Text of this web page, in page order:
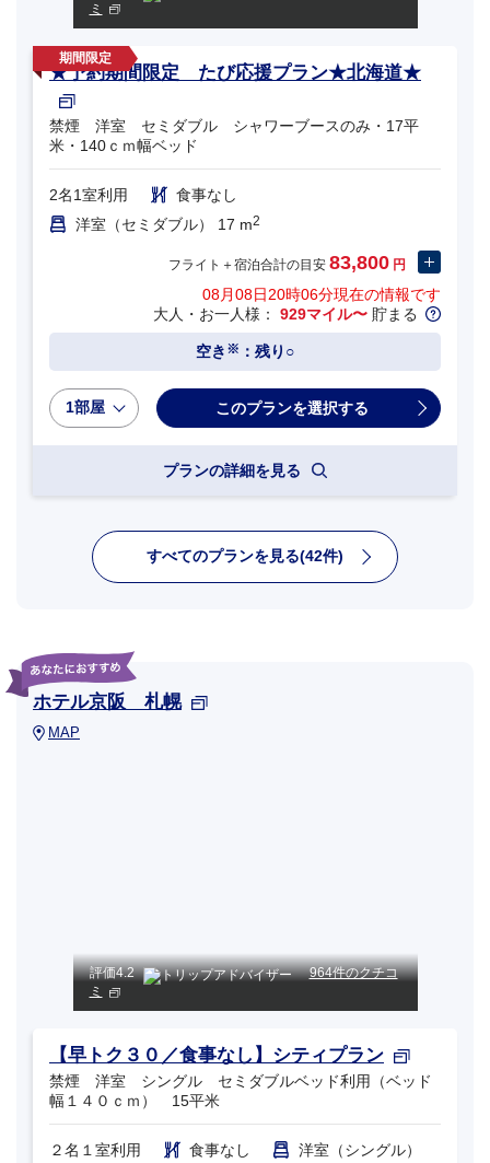
ミ
★予約期間限定 たび応援プラン★北海道★
禁煙 洋室 セミダブル シャワーブースのみ・17平
米・140ｃｍ幅ベッド
2名1室利用
食事なし
洋室（セミダブル） 17 m2
フライト＋宿泊合計の目安 83,800 円
08月08日20時06分現在の情報です
大人・お一人様： 929マイル〜 貯まる
空き ※ ：残り○
1部屋
プランの詳細を見る
すべてのプランを見る(42件)
ホテル京阪 札幌
MAP
評価4.2
964件のクチコ
ミ
【早トク３０／食事なし】シティプラン
禁煙 洋室 シングル セミダブルベッド利用（ベッド
幅１４０ｃｍ） 15平米
２名１室利用 食事なし 洋室（シングル）